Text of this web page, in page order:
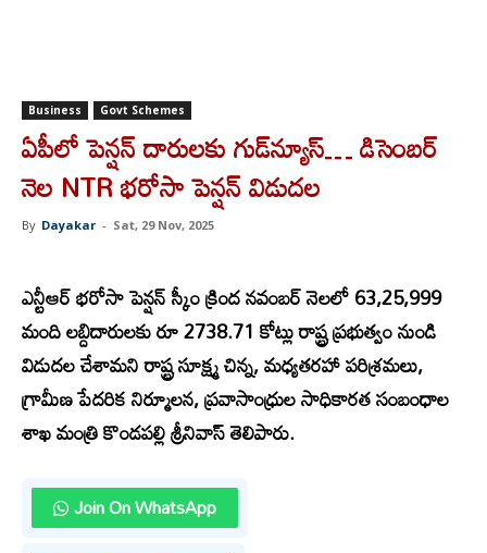
Business Govt Schemes
ఏపీలో పెన్షన్ దారులకు గుడ్‌న్యూస్… డిసెంబర్
నెల NTR భరోసా పెన్షన్ విడుదల
By Dayakar - Sat, 29 Nov, 2025
ఎన్టీఆర్ భరోసా పెన్షన్ స్కీం క్రింద నవంబర్ నెలలో 63,25,999
మంది లబ్దిదారులకు రూ 2738.71 కోట్లు రాష్ట్ర ప్రభుత్వం నుండి
విడుదల చేశామని రాష్ట్ర సూక్ష్మ చిన్న, మధ్యతరహా పరిశ్రమలు,
గ్రామీణ పేదరిక నిర్మూలన, ప్రవాసాంధ్రుల సాధికారత సంబంధాల
శాఖ మంత్రి కొండపల్లి శ్రీనివాస్ తెలిపారు.
Join On WhatsApp